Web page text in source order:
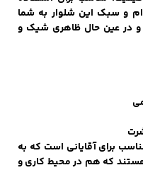
پول و جاکارتی
کمربند مردانه
و سبک این شلوار به شما
و در عین حال ظاهری شیک و
برای آقایانی است که به
هستند که هم در محیط کاری و